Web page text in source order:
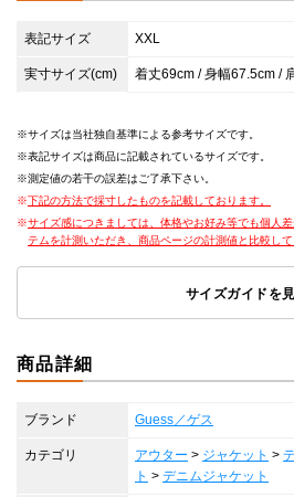
表記サイズ XXL
実寸サイズ(cm) 着丈69cm / 身幅67.5cm /
サイズは当社独自基準による参考サイズです。
表記サイズは商品に記載されているサイズです。
測定値の若干の誤差はご了承下さい。
下記の方法で採寸したものを記載しております。
サイズ感につきましては、体格やお好み等でも個人
テムを計測いただき、商品ページの計測値と比較して
サイズガイドを
商品詳細
ブランド Guess／ゲス
カテゴリ アウター > ジャケット >
ト > デニムジャケット